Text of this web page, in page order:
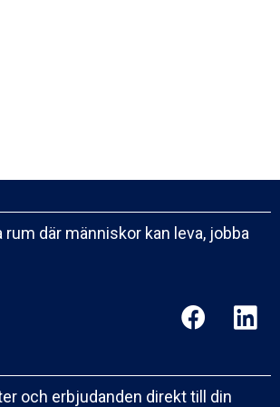
rum där människor kan leva, jobba
och erbjudanden direkt till din